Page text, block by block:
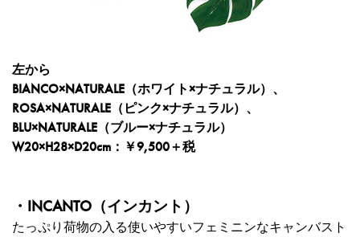
左から
BIANCO×NATURALE（ホワイト×ナチュラル）、
ROSA×NATURALE（ピンク×ナチュラル）、
BLU×NATURALE（ブルー×ナチュラル）
W20×H28×D20cm：￥9,500＋税
・INCANTO（インカント）
たっぷり荷物の入る使いやすいフェミニンなキャンバスト